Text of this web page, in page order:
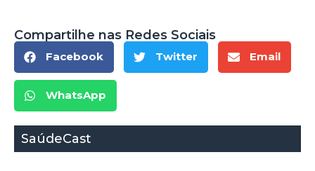
Compartilhe nas Redes Sociais
Facebook Twitter Email
WhatsApp
SaúdeCast